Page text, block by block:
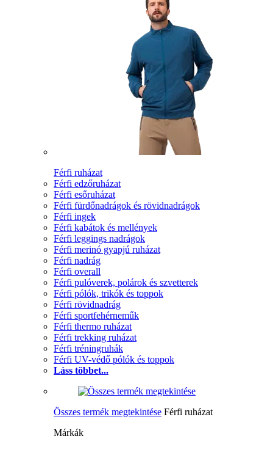
Férfi ruházat
Férfi edzőruházat
Férfi esőruházat
Férfi fürdőnadrágok és rövidnadrágok
Férfi ingek
Férfi kabátok és mellények
Férfi leggings nadrágok
Férfi merinó gyapjú ruházat
Férfi nadrág
Férfi overall
Férfi pulóverek, polárok és szvetterek
Férfi pólók, trikók és toppok
Férfi rövidnadrág
Férfi sportfehérneműk
Férfi thermo ruházat
Férfi trekking ruházat
Férfi tréningruhák
Férfi UV-védő pólók és toppok
Láss többet...
Összes termék megtekintése Férfi ruházat
Márkák